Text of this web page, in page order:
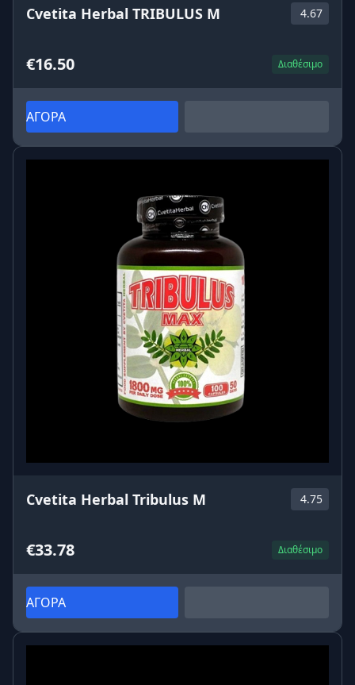
Cvetita Herbal TRIBULUS M 4.67
€16.50 Διαθέσιμο
ΑΓΟΡΑ
Cvetita Herbal Tribulus M 4.75
€33.78 Διαθέσιμο
ΑΓΟΡΑ